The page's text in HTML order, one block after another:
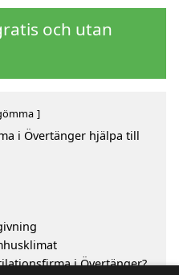
och utan
i Övertänger hjälpa till
i Övertänger?